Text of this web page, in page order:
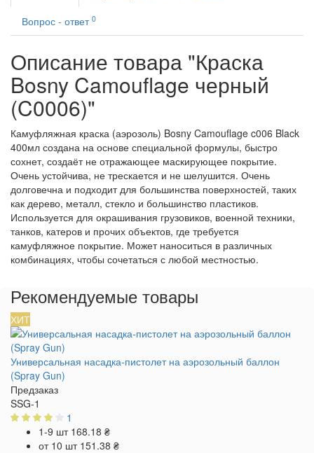
Вопрос - ответ 0
Описание товара "Краска
Bosny Camouflage черный
(C0006)"
Камуфляжная краска (аэрозоль) Bosny Camouflage c006 Black
400мл создана на основе специальной формулы, быстро
сохнет, создаёт не отражающее маскирующее покрытие.
Очень устойчива, не трескается и не шелушится. Очень
долговечна и подходит для большинства поверхностей, таких
как дерево, металл, стекло и большинство пластиков.
Используется для окрашивания грузовиков, военной техники,
танков, катеров и прочих объектов, где требуется
камуфляжное покрытие. Может наноситься в различных
комбинациях, чтобы сочетаться с любой местностью.
Рекомендуемые товары
ХИТ
Универсальная насадка-пистолет на аэрозольный баллон
(Spray Gun)
Предзаказ
SSG-1
1
1-9 шт 168.18 ₴
от 10 шт 151.38 ₴